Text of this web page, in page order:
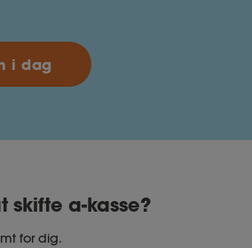
i dag
skifte a-kasse?
for dig.